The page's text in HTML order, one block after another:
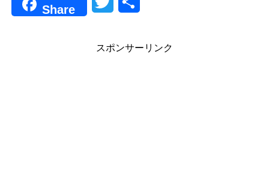
Share
i
スポンサーリンク